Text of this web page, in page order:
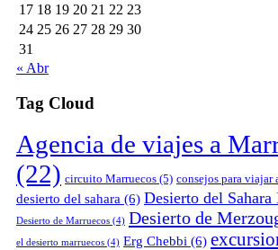
17 18 19 20 21 22 23
24 25 26 27 28 29 30
31
« Abr
Tag Cloud
Agencia de viajes a
(22) circuito Marruecos (5) consejos para viajar
desierto del sahara (6) Desierto del Sahara
Desierto de Marruecos (4) Desierto de
el desierto marruecos (4) Erg Chebbi (6)